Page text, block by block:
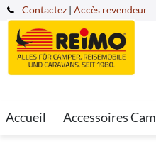
Contactez | Accès revendeur
Accueil Accessoires